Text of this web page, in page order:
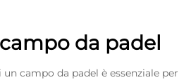
da padel
campo da padel è essenziale per